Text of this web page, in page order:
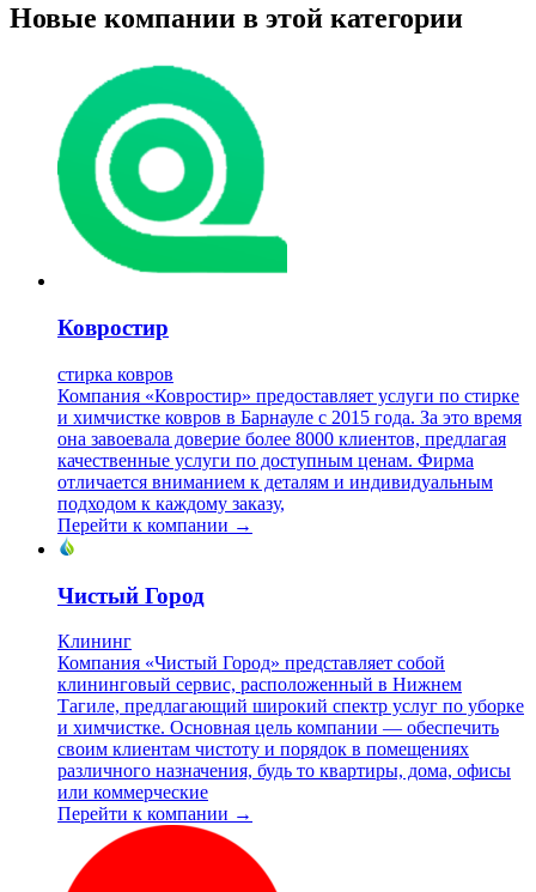
Новые компании в этой категории
Ковростир
стирка ковров
Компания «Ковростир» предоставляет услуги по стирке
и химчистке ковров в Барнауле с 2015 года. За это время
она завоевала доверие более 8000 клиентов, предлагая
качественные услуги по доступным ценам. Фирма
отличается вниманием к деталям и индивидуальным
подходом к каждому заказу,
Перейти к компании →
Чистый Город
Клининг
Компания «Чистый Город» представляет собой
клининговый сервис, расположенный в Нижнем
Тагиле, предлагающий широкий спектр услуг по уборке
и химчистке. Основная цель компании — обеспечить
своим клиентам чистоту и порядок в помещениях
различного назначения, будь то квартиры, дома, офисы
или коммерческие
Перейти к компании →